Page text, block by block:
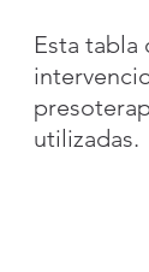
Esta tabla
utilizadas.